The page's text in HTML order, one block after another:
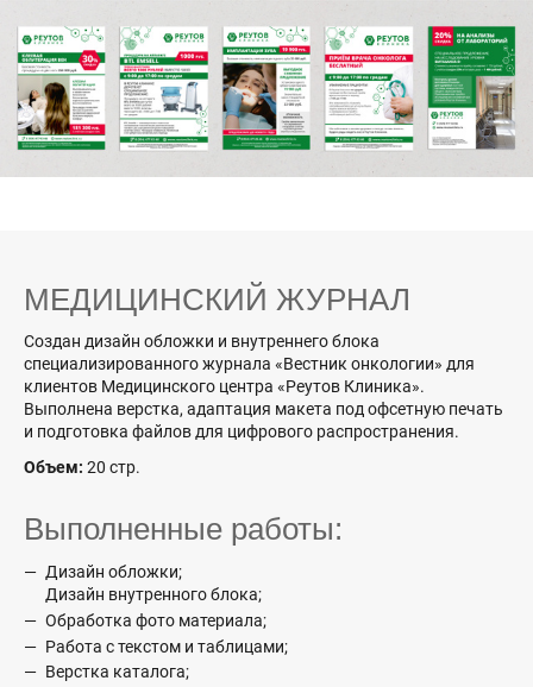
МЕДИЦИНСКИЙ ЖУРНАЛ
Создан дизайн обложки и внутреннего блока
специализированного журнала «Вестник онкологии» для
клиентов Медицинского центра «Реутов Клиника».
Выполнена верстка, адаптация макета под офсетную печать
и подготовка файлов для цифрового распространения.
Объем: 20 стр.
Выполненные работы:
Дизайн обложки;
Дизайн внутренного блока;
Обработка фото материала;
Работа с текстом и таблицами;
Верстка каталога;